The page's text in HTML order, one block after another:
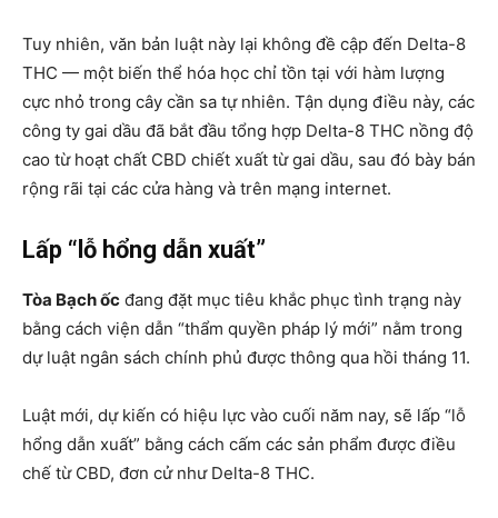
Tuy nhiên, văn bản luật này lại không đề cập đến Delta-8
THC — một biến thể hóa học chỉ tồn tại với hàm lượng
cực nhỏ trong cây cần sa tự nhiên. Tận dụng điều này, các
công ty gai dầu đã bắt đầu tổng hợp Delta-8 THC nồng độ
cao từ hoạt chất CBD chiết xuất từ gai dầu, sau đó bày bán
rộng rãi tại các cửa hàng và trên mạng internet.
Lấp “lỗ hổng dẫn xuất”
Tòa Bạch ốc đang đặt mục tiêu khắc phục tình trạng này
bằng cách viện dẫn “thẩm quyền pháp lý mới” nằm trong
dự luật ngân sách chính phủ được thông qua hồi tháng 11.
Luật mới, dự kiến có hiệu lực vào cuối năm nay, sẽ lấp “lỗ
hổng dẫn xuất” bằng cách cấm các sản phẩm được điều
chế từ CBD, đơn cử như Delta-8 THC.